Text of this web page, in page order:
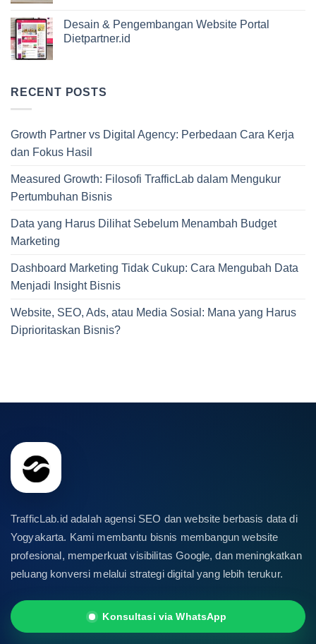
Desain & Pengembangan Website Portal
Dietpartner.id
RECENT POSTS
Growth Partner vs Digital Agency: Perbedaan Cara Kerja
dan Fokus Hasil
Measured Growth: Filosofi TrafficLab dalam Mengukur
Pertumbuhan Bisnis
Data yang Harus Dilihat Sebelum Menambah Budget
Marketing
Dashboard Marketing Tidak Cukup: Cara Mengubah Data
Menjadi Insight Bisnis
Website, SEO, Ads, atau Media Sosial: Mana yang Harus
Diprioritaskan Bisnis?
TrafficLab.id adalah agensi SEO dan website berbasis data di
Yogyakarta. Kami membantu bisnis membangun website
profesional, memperkuat visibilitas Google, dan meningkatkan
peluang konversi melalui strategi digital yang lebih terukur.
Konsultasi via WhatsApp